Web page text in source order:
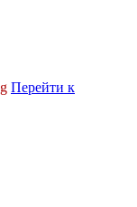
Перейти к